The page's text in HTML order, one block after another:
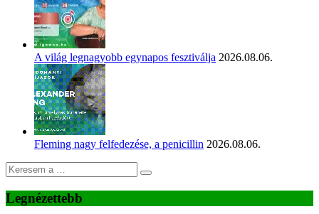
A világ legnagyobb egynapos fesztiválja 2026.08.06.
Fleming nagy felfedezése, a penicillin 2026.08.06.
Legnézettebb